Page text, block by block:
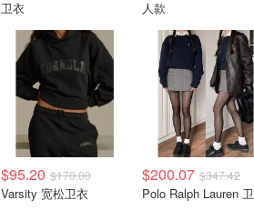
卫衣
人款
$95.20 $170.00
Varsity 宽松卫衣
$200.07 $347.42
Polo Ralph Lauren